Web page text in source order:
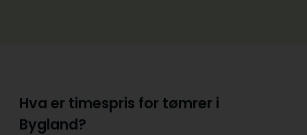
Hva er timespris for tømrer i
Bygland?